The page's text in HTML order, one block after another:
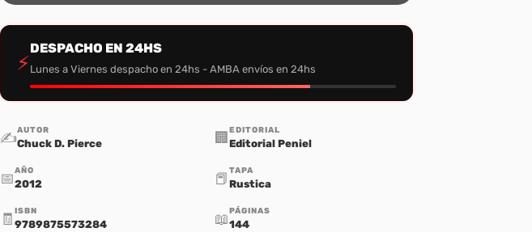
⚡
DESPACHO EN 24HS
Lunes a Viernes despacho en 24hs - AMBA envíos en 24hs
✍️AUTOR
Chuck D. Pierce 🏢 EDITORIAL
Editorial Peniel
📅AÑO
2012 📕 TAPA
Rustica
🧾 ISBN
9789875573284 📖PÁGINAS
144